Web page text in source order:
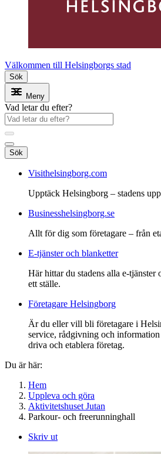
Välkommen till Helsingborgs stad
Sök
Meny
Vad letar du efter?
Sök
Visithelsingborg.com
Upptäck Helsingborg – stadens
Businesshelsingborg.se
Allt för dig som företagare – från
E-tjänster och blanketter
Här hittar du stadens alla e-tjänster
ett ställe.
Företagare Helsingborg
Är du eller vill bli företagare i
service, rådgivning och
driva och etablera företag.
Du är här:
Hem
Uppleva och göra
Aktivitetshuset Jutan
Parkour- och freerunninghall
Skriv ut